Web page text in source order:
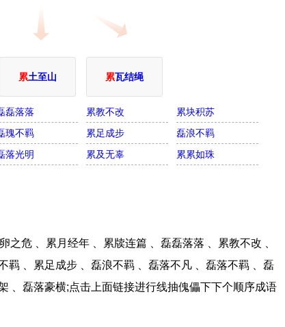
累土至山 累瓦结绳
磊落落 累教不改
累块积苏
瑰不羁 累足成步
磊浪不羁
落光明 累及无辜
累累如珠
之危 、累月经年 、累牍连篇 、磊磊落落 、累教不改 、
羁 、累足成步 、磊浪不羁 、磊落不凡 、磊落不羁 、磊
、磊落豪横;点击上面链接进行线抽傀儡下下个顺序成语